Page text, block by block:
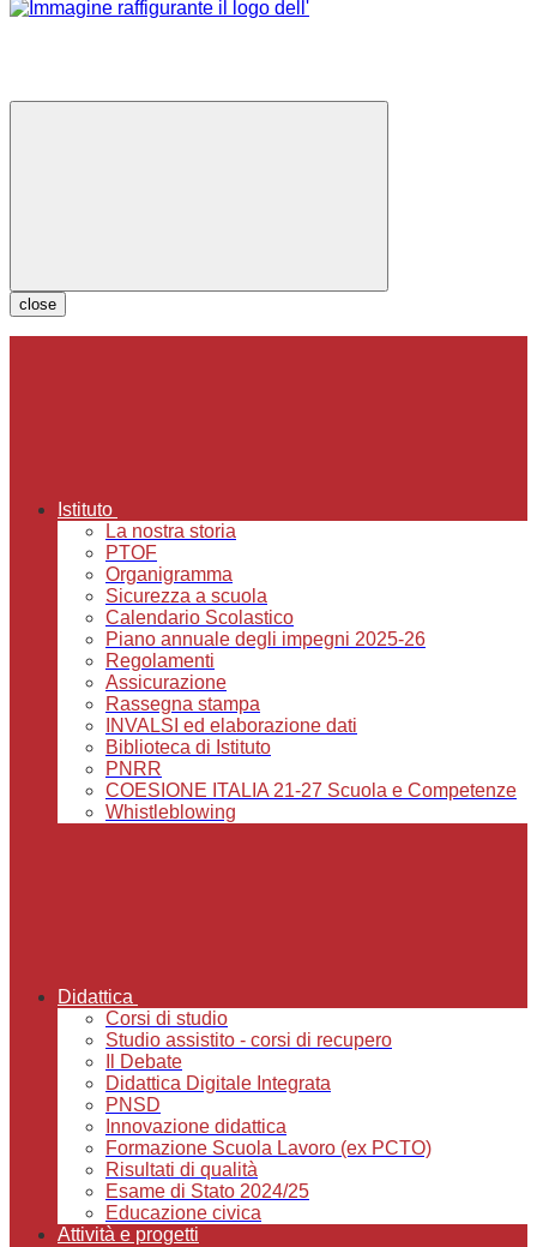
close
Istituto
La nostra storia
PTOF
Organigramma
Sicurezza a scuola
Calendario Scolastico
Piano annuale degli impegni 2025-26
Regolamenti
Assicurazione
Rassegna stampa
INVALSI ed elaborazione dati
Biblioteca di Istituto
PNRR
COESIONE ITALIA 21-27 Scuola e Competenze
Whistleblowing
Didattica
Corsi di studio
Studio assistito - corsi di recupero
Il Debate
Didattica Digitale Integrata
PNSD
Innovazione didattica
Formazione Scuola Lavoro (ex PCTO)
Risultati di qualità
Esame di Stato 2024/25
Educazione civica
Attività e progetti